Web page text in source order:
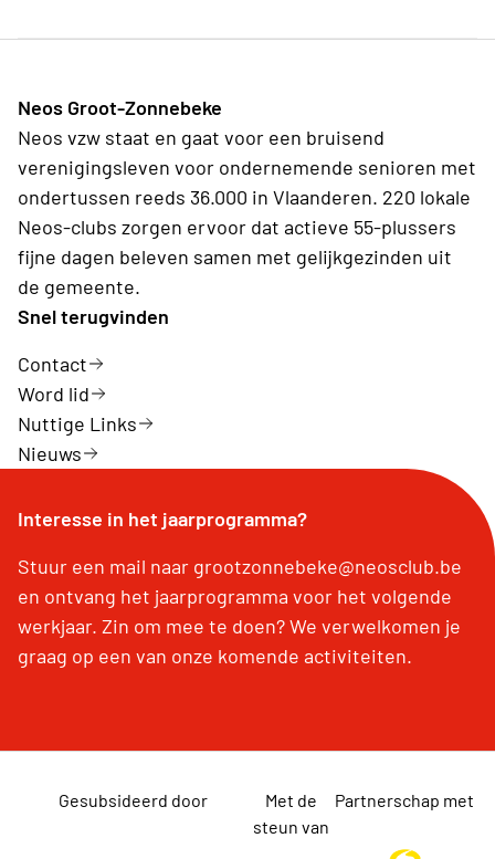
Neos Groot-Zonnebeke
Neos vzw staat en gaat voor een bruisend
verenigingsleven voor ondernemende senioren met
ondertussen reeds 36.000 in Vlaanderen. 220 lokale
Neos-clubs zorgen ervoor dat actieve 55-plussers
fijne dagen beleven samen met gelijkgezinden uit
de gemeente.
Snel terugvinden
Contact
Word lid
Nuttige Links
Nieuws
Interesse in het jaarprogramma?
Stuur een mail naar grootzonnebeke@neosclub.be
en ontvang het jaarprogramma voor het volgende
werkjaar. Zin om mee te doen? We verwelkomen je
graag op een van onze komende activiteiten.
Gesubsideerd door
Met de
steun van
Partnerschap met